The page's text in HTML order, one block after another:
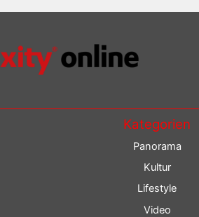
Kategorien
Panorama
Kultur
Lifestyle
Video